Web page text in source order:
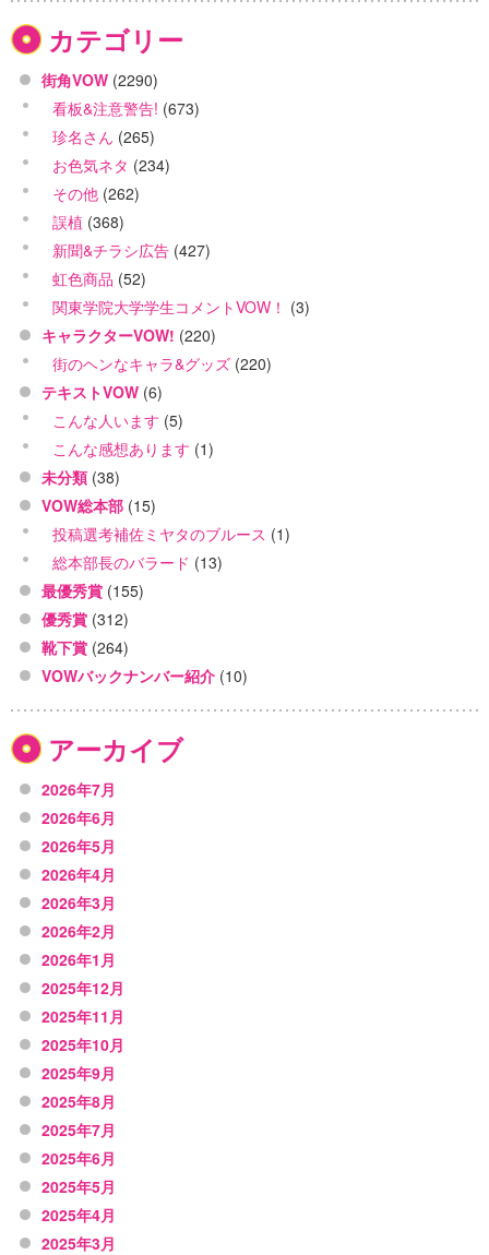
カテゴリー
街角VOW (2290)
看板&注意警告! (673)
珍名さん (265)
お色気ネタ (234)
その他 (262)
誤植 (368)
新聞&チラシ広告 (427)
虹色商品 (52)
関東学院大学学生コメントVOW！ (3)
キャラクターVOW! (220)
街のヘンなキャラ&グッズ (220)
テキストVOW (6)
こんな人います (5)
こんな感想あります (1)
未分類 (38)
VOW総本部 (15)
投稿選考補佐ミヤタのブルース (1)
総本部長のバラード (13)
最優秀賞 (155)
優秀賞 (312)
靴下賞 (264)
VOWバックナンバー紹介 (10)
アーカイブ
2026年7月
2026年6月
2026年5月
2026年4月
2026年3月
2026年2月
2026年1月
2025年12月
2025年11月
2025年10月
2025年9月
2025年8月
2025年7月
2025年6月
2025年5月
2025年4月
2025年3月